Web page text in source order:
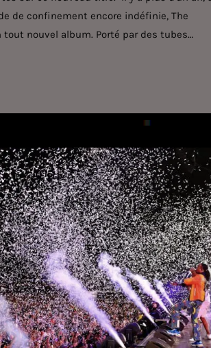
de confinement encore indéfinie, The
nouvel album. Porté par des tubes
In your Eyes, l'opus demeure l'un